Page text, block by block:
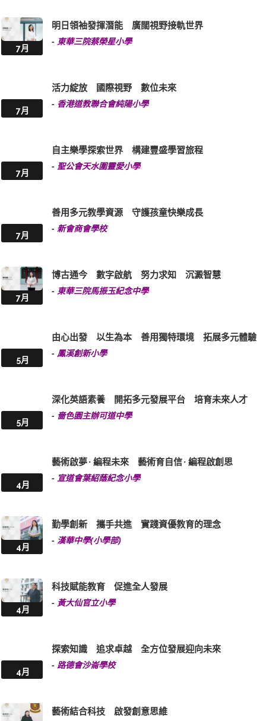
7月
明日領袖發揮潛能 廣闊視野接軌世界
- 東華三院蔡榮星小學
7月
活力綻放 國際視野 數位未來
- 香港道教聯合會純陽小學
7月
自主樂學探索世界 構建豐盛學習旅程
- 聖公會天水圍靈愛小學
7月
善用多元教學資源 守護孩童快樂成長
- 新會商會學校
7月
博古通今 數字啟航 努力求知 沉澱智慧
- 東華三院馬振玉紀念中學
5月
由心出發 以生為本 善用獨特環境 拓展多元體驗
- 鳳溪創新小學
5月
深化英語素養 開拓多元發展平台 培育未來人才
- 嗇色園主辦可道中學
4月
藝術啟夢 · 編程未來 藝術育自信 · 編程啟創思
- 宣道會葉紹蔭紀念小學
4月
勤學創新 攜手共進 實踐資優教育的理念
- 漢華中學(小學部)
4月
科技賦能教育 促進全人發展
- 黃大仙官立小學
4月
探索知識 追求卓越 全方位發展迎向未來
- 路德會沙崙學校
藝術結合科技 啟發創意思維